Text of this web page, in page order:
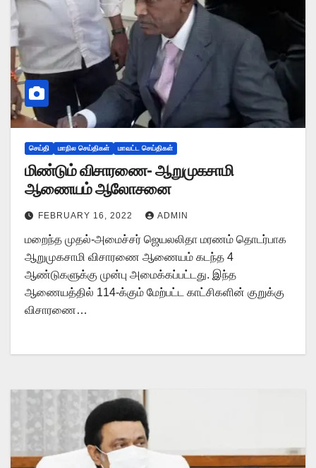
செய்தி மாநில செய்திகள் மாவட்ட செய்திகள்
மிண்டும் விசாரணை- ஆறுமுகசாமி
ஆணையம் ஆலோசனை
FEBRUARY 16, 2022 ADMIN
மறைந்த முதல்-அமைச்சர் ஜெயலலிதா மரணம் தொடர்பாக
ஆறுமுகசாமி விசாரணை ஆணையம் கடந்த 4
ஆண்டுகளுக்கு முன்பு அமைக்கப்பட்டது. இந்த
ஆணையத்தில் 114-க்கும் மேற்பட்ட காட்சிகளின் குறுக்கு
விசாரணை…